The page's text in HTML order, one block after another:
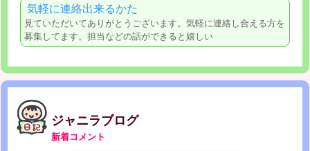
気軽に連絡出来るかた
見ていただいてありがとうございます。気軽に連絡し合える方を
募集してます。担当などの話ができると嬉しい
ジャニラブログ
新着コメント